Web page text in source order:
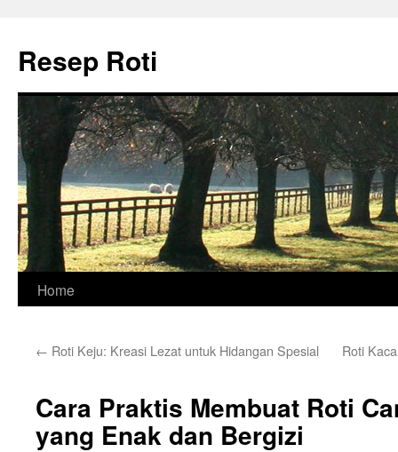
content
Resep Roti
Home
← Roti Keju: Kreasi Lezat untuk Hidangan Spesial Roti
Cara Praktis Membuat Roti
yang Enak dan Bergizi